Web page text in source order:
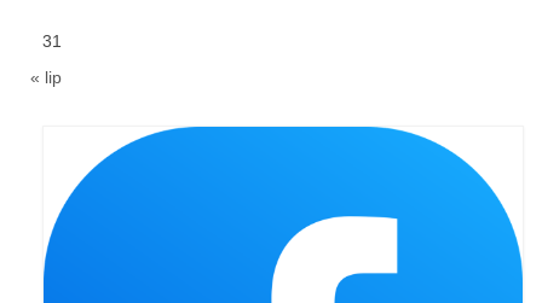
31
« lip